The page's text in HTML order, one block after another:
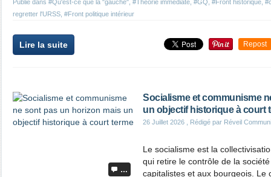
Publié dans #Qu'est-ce que la "gauche" #Théorie immédiate #GQ #Front historique
regretter l'URSS #Front politique intérieur
Lire la suite Repost
…
Socialisme et communisme
un objectif historique à court
26 Juillet 2026 , Rédigé par Réveil
Le socialisme est la
qui retire le contrôle de la
capitalistes et aux bourgeois. Le